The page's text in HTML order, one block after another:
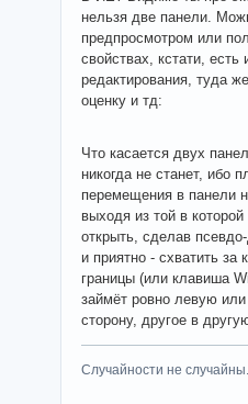
нельзя две панели.
предпросмотром или
свойствах, кстати,
редактирования, туда
оценку и тд:
Что касается двух
никогда не станет, ибо
перемещения в панели
выходя из той в
открыть, сделав
и приятно - схватить за
границы (или клавиша
займёт ровно левую
сторону, другое в
Случайности не случайны.